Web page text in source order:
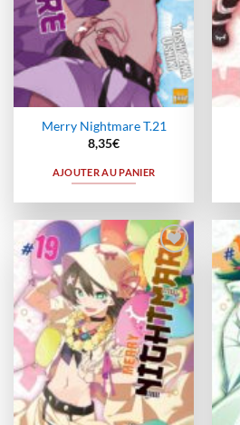
Merry Nightmare T.21
8,35€
AJOUTER AU PANIER
Ajouter
à la
wishlist